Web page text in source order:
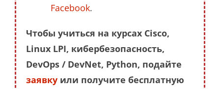
Facebook.
Чтобы учиться на курсах Cisco,
Linux LPI, кибербезопасность,
DevOps / DevNet, Python, подайте
заявку или получите бесплатную